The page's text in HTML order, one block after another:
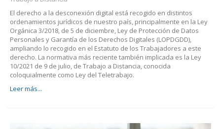
El derecho a la desconexión digital está recogido en distintos
ordenamientos jurídicos de nuestro país, principalmente en la Ley
Orgánica 3/2018, de 5 de diciembre, Ley de Protección de Datos
Personales y Garantía de los Derechos Digitales (LOPDGDD),
ampliando lo recogido en el Estatuto de los Trabajadores a este
derecho. La normativa más reciente también implicada es la Ley
10/2021 de 9 de julio, de Trabajo a Distancia, conocida
coloquialmente como Ley del Teletrabajo.
Leer más...